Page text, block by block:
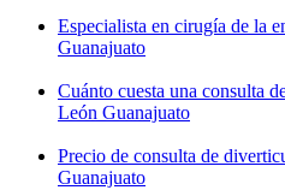
Especialista en cirugía de la
Guanajuato
Cuánto cuesta una consulta
León Guanajuato
Precio de consulta de
Guanajuato